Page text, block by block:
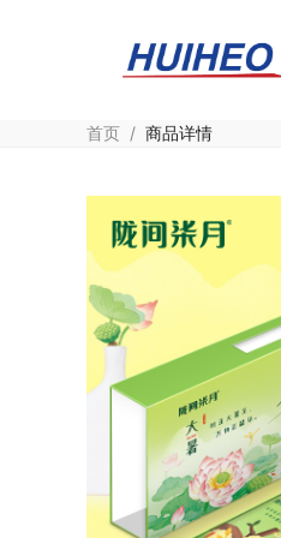
首页 / 商品详情